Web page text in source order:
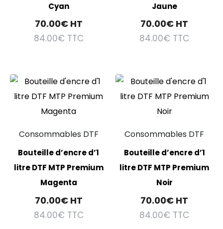
Cyan
70.00€HT
84.00€ TTC
Jaune
70.00€ HT
84.00€ TTC
Consommables DTF
Bouteille d’encre d’1
litre DTF MTP Premium
Magenta
70.00€HT
84.00€ TTC
Consommables DTF
Bouteille d’encre d’1
litre DTF MTP Premium
Noir
70.00€ HT
84.00€ TTC